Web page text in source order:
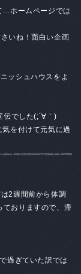
…ホームページでは
いね！面白い企画
ッシュハウスをよ
伝でした(;´∀｀)
を付けて元気に過
2週間前から体調
ておりますので、滞
過ぎていた訳では